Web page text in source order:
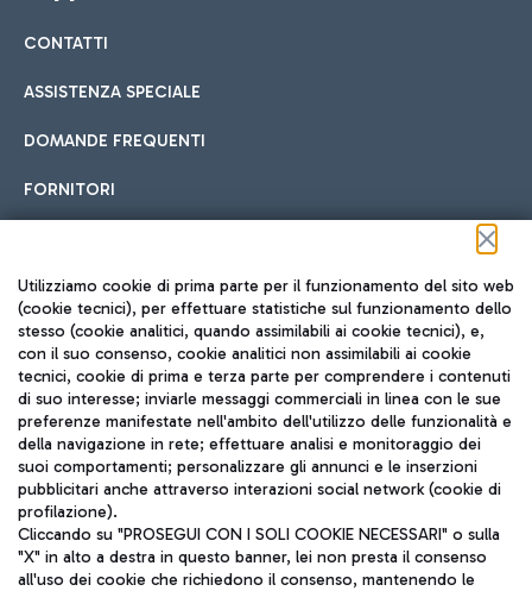
Cucina Internazionale
Fast Food
Hotel in aeroporto
Scegli l'alloggio più adatto e approfitta della vicinanza
all'aeroporto.
Car sharing
Con il Car Sharing è ancora più facile spostarsi
Treno
Raggiungi velocemente l'aeroporto di Fiumicino da Roma
tramite i servizi ferroviari Trenitalia.
CONTATTI
ASSISTENZA SPECIALE
DOMANDE FREQUENTI
FORNITORI
Seguici sui social
TRAVEL JOURNAL
ITA
Utilizziamo cookie di prima parte per il funzionamento del sito web
(cookie tecnici), per effettuare statistiche sul funzionamento dello
stesso (cookie analitici, quando assimilabili ai cookie tecnici), e,
con il suo consenso, cookie analitici non assimilabili ai cookie
tecnici, cookie di prima e terza parte per comprendere i contenuti
di suo interesse; inviarle messaggi commerciali in linea con le sue
preferenze manifestate nell'ambito dell'utilizzo delle funzionalità e
della navigazione in rete; effettuare analisi e monitoraggio dei
suoi comportamenti; personalizzare gli annunci e le inserzioni
pubblicitari anche attraverso interazioni social network (cookie di
profilazione).
Cliccando su "PROSEGUI CON I SOLI COOKIE NECESSARI" o sulla
"X" in alto a destra in questo banner, lei non presta il consenso
all'uso dei cookie che richiedono il consenso, mantenendo le